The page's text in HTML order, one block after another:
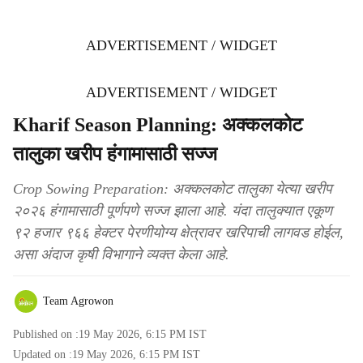
ADVERTISEMENT / WIDGET
ADVERTISEMENT / WIDGET
Kharif Season Planning: अक्कलकोट
तालुका खरीप हंगामासाठी सज्ज
Crop Sowing Preparation: अक्कलकोट तालुका येत्या खरीप
२०२६ हंगामासाठी पूर्णपणे सज्ज झाला आहे. यंदा तालुक्यात एकूण
९२ हजार ९६६ हेक्टर पेरणीयोग्य क्षेत्रावर खरिपाची लागवड होईल,
असा अंदाज कृषी विभागाने व्यक्त केला आहे.
Team Agrowon
Published on :19 May 2026, 6:15 PM IST
Updated on :19 May 2026, 6:15 PM IST